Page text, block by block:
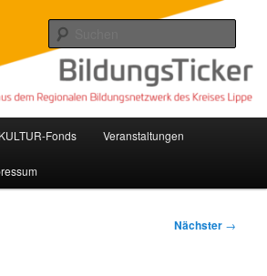
Bildungsnetzwerk des Kreises Lippe
Fonds Veranstaltungen
Nächster →